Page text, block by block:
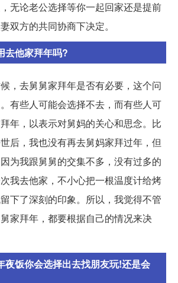
无论老公选择等你一起回家还是提前
双方的共同协商下决定。
去他家拜年吗?
，去舅舅家拜年是否有必要，这个问
有些人可能会选择不去，而有些人可
年，以表示对舅妈的关心和思念。比
后，我也没有再去舅妈家拜过年，但
为我跟舅舅的交集不多，没有过多的
我去他家，不小心把一根温度计给烤
下了深刻的印象。所以，我觉得不管
家拜年，都要根据自己的情况来决
夜饭你会选择出去找朋友玩!还是会